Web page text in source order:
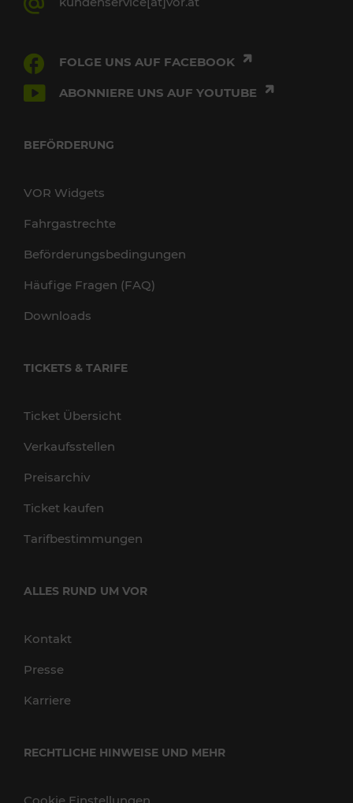
FOLGE UNS AUF FACEBOOK
ABONNIERE UNS AUF YOUTUBE
BEFÖRDERUNG
VOR Widgets
Fahrgastrechte
Beförderungsbedingungen
Häufige Fragen (FAQ)
Downloads
TICKETS & TARIFE
Ticket Übersicht
Verkaufsstellen
Preisarchiv
Ticket kaufen
Tarifbestimmungen
ALLES RUND UM VOR
Kontakt
Presse
Karriere
RECHTLICHE HINWEISE UND MEHR